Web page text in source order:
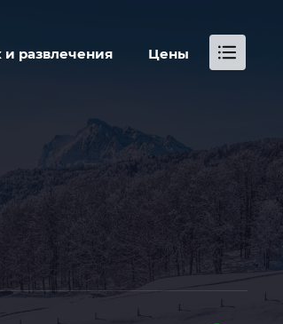
развлечения Цены ...